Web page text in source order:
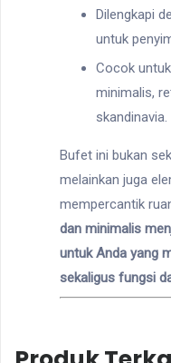
Dilengkapi
untuk
Cocok
minimalis,
skandinavia.
Bufet ini bukan
melainkan juga
mempercantik
dan minimalis
untuk Anda yang
sekaligus fungsi